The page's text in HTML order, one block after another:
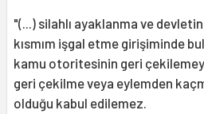
"(...) silahlı ayaklanma ve
kısmım işgal etme girişiminde
kamu otoritesinin geri
geri çekilme veya eylemden
olduğu kabul edilemez.